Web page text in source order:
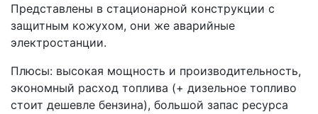
Представлены в стационарной конструкции с
защитным кожухом, они же аварийные
электростанции.
Плюсы: высокая мощность и производительность,
экономный расход топлива (+ дизельное топливо
стоит дешевле бензина), большой запас ресурса